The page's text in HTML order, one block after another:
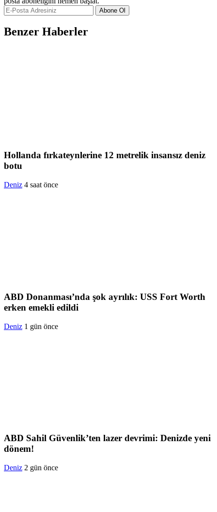
Abone Ol
Benzer Haberler
Hollanda fırkateynlerine 12 metrelik insansız deniz
botu
Deniz 4 saat önce
ABD Donanması’nda şok ayrılık: USS Fort Worth
erken emekli edildi
Deniz 1 gün önce
ABD Sahil Güvenlik’ten lazer devrimi: Denizde yeni
dönem!
Deniz 2 gün önce